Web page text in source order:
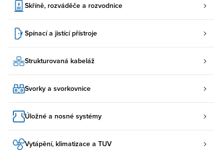
Skříně, rozváděče a rozvodnice
Spínací a jistící přístroje
Strukturovaná kabeláž
Svorky a svorkovnice
Úložné a nosné systémy
Vytápění, klimatizace a TUV